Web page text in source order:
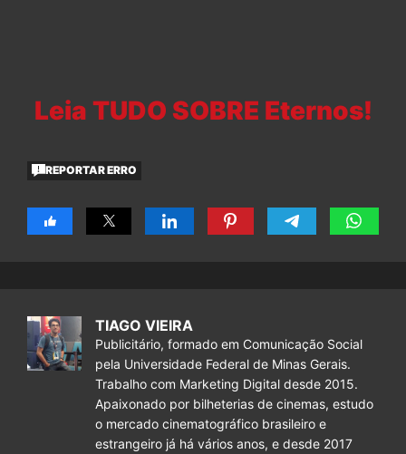
Leia TUDO SOBRE Eternos!
REPORTAR ERRO
TIAGO VIEIRA
Publicitário, formado em Comunicação Social
pela Universidade Federal de Minas Gerais.
Trabalho com Marketing Digital desde 2015.
Apaixonado por bilheterias de cinemas, estudo
o mercado cinematográfico brasileiro e
estrangeiro já há vários anos, e desde 2017